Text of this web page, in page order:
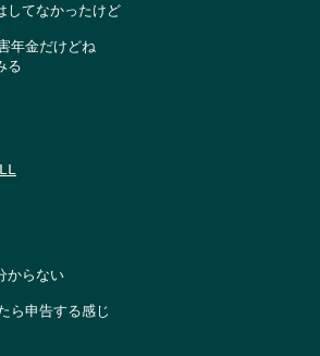
してなかったけど
年金だけどね
る
からない
ら申告する感じ